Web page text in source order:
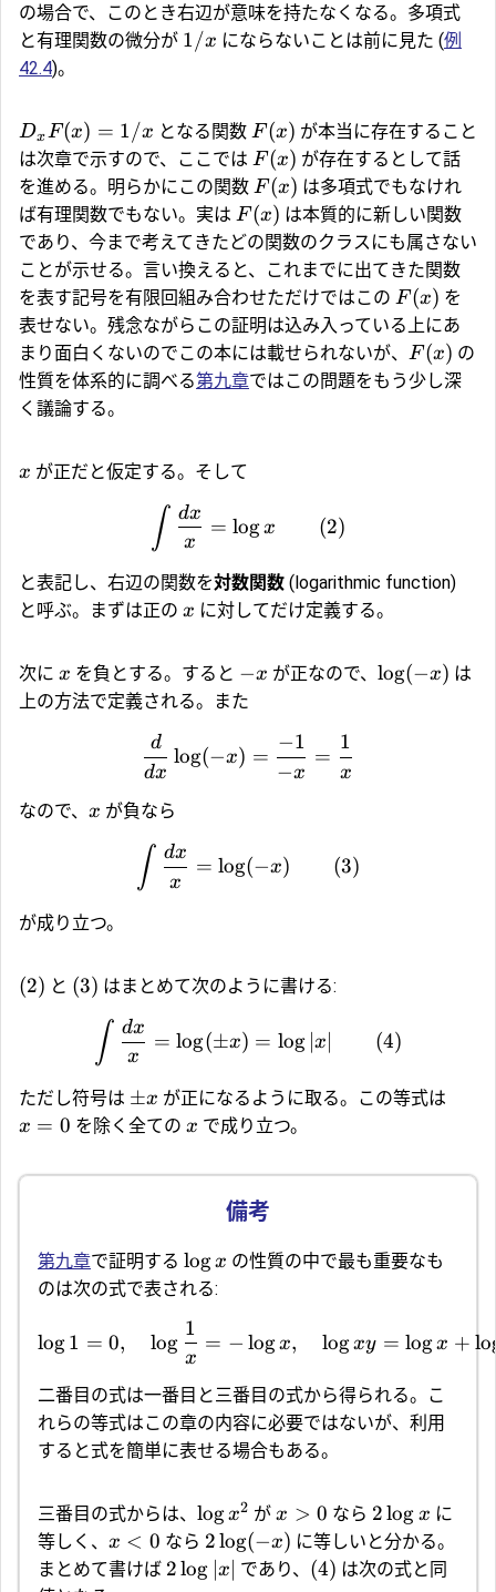
の場合で、このとき右辺が意味を持たなくなる。多項式
と有理関数の微分が 1/x にならないことは前に見た (例
42.4)。
DxF(x) = 1/x となる関数 F (x) が本当に存在すること
は次章で示すので、ここでは F (x) が存在するとして話
を進める。明らかにこの関数 F (x) は多項式でもなけれ
ば有理関数でもない。実は F (x) は本質的に新しい関数
であり、今まで考えてきたどの関数のクラスにも属さない
ことが示せる。言い換えると、これまでに出てきた関数
を表す記号を有限回組み合わせただけではこの F (x) を
表せない。残念ながらこの証明は込み入っている上にあ
まり面白くないのでこの本には載せられないが、 F (x) の
性質を体系的に調べる第九章ではこの問題をもう少し深
く議論する。
x が正だと仮定する。そして
∫ x
dx
= logx (2)
と表記し、右辺の関数を対数関数 (logarithmic function)
と呼ぶ。まずは正の x に対してだけ定義する。
次に x を負とする。すると −x が正なので、 log(−x) は
上の方法で定義される。また
dx
d
log(−x) =
−x
−1
=
x
1
なので、 x が負なら
∫ x
dx
= log(−x) (3)
が成り立つ。
(2) と (3) はまとめて次のように書ける:
∫ x
dx
= log(±x) = log x (4)
ただし符号は ±x が正になるように取る。この等式は
x = 0 を除く全ての x で成り立つ。
第九章で証明する logx の性質の中で最も重要なも
のは次の式で表される:
log1 = 0, log
x
1
= − logx, logxy = logx + lo
二番目の式は一番目と三番目の式から得られる。こ
れらの等式はこの章の内容に必要ではないが、利用
すると式を簡単に表せる場合もある。
三番目の式からは、 logx2 がx > 0 なら 2 log x に
等しく、 x < 0 なら 2log(−x) に等しいと分かる。
まとめて書けば 2log x であり、 (4) は次の式と同